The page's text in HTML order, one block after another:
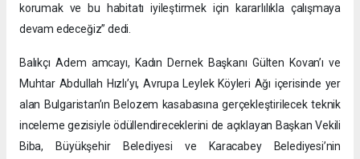
korumak ve bu habitatı iyileştirmek için kararlılıkla çalışmaya
devam edeceğiz” dedi.
Balıkçı Adem amcayı, Kadın Dernek Başkanı Gülten Kovan’ı ve
Muhtar Abdullah Hızlı’yı, Avrupa Leylek Köyleri Ağı içerisinde yer
alan Bulgaristan’ın Belozem kasabasına gerçekleştirilecek teknik
inceleme gezisiyle ödüllendireceklerini de açıklayan Başkan Vekili
Biba, Büyükşehir Belediyesi ve Karacabey Belediyesi’nin